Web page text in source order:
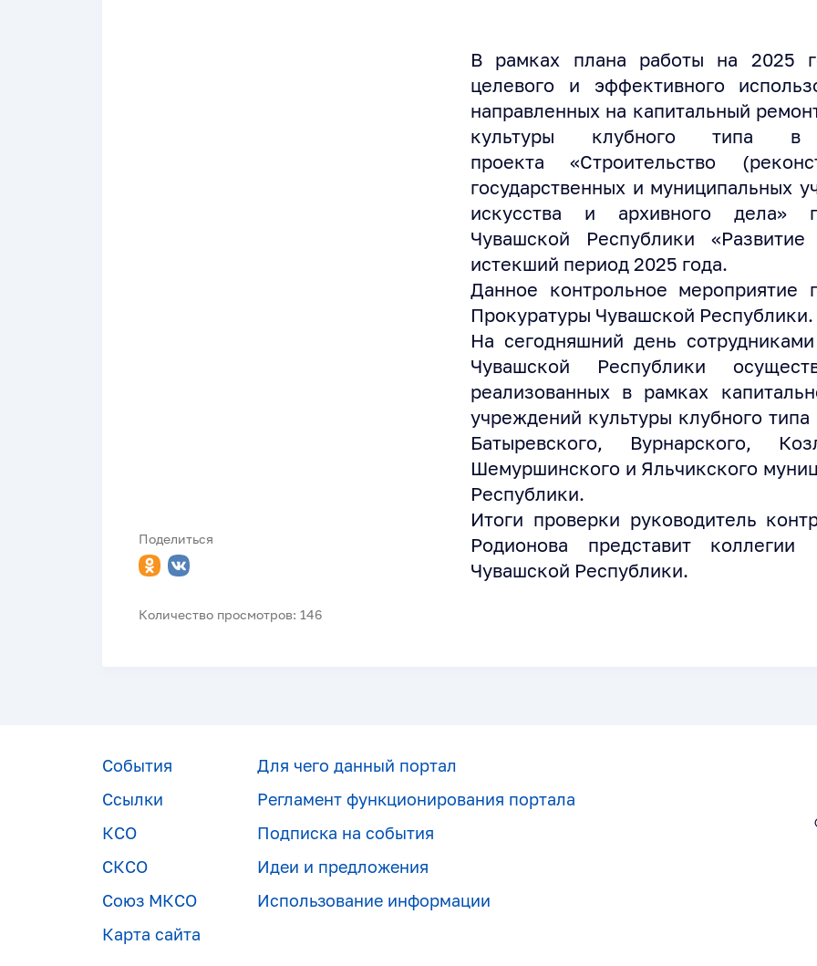
Поделиться
Количество просмотров: 146
В рамках плана работы на 2025
целевого и эффективного
направленных на капитальный
культуры клубного типа в
проекта «Строительство
государственных и муниципальных
искусства и архивного дела»
Чувашской Республики
истекший период 2025 года.
Данное контрольное мероприятие
Прокуратуры Чувашской Республики.
На сегодняшний день
Чувашской Республики
реализованных в рамках
учреждений культуры клубного
Батыревского, Вурнарского,
Шемуршинского и Яльчикского
Республики.
Итоги проверки руководитель
Родионова представит коллегии
Чувашской Республики.
События
Ссылки
КСО
СКСО
Союз МКСО
Карта сайта
Для чего данный портал
Регламент функционирования портала
Подписка на события
Идеи и предложения
Использование информации